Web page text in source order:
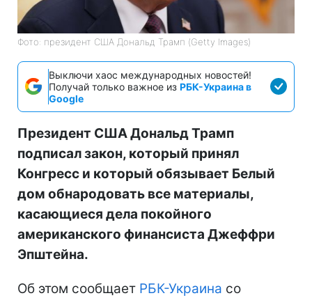
Фото: президент США Дональд Трамп (Getty Images)
Выключи хаос международных новостей!
Получай только важное из РБК-Украина в
Google
Президент США Дональд Трамп
подписал закон, который принял
Конгресс и который обязывает Белый
дом обнародовать все материалы,
касающиеся дела покойного
американского финансиста Джеффри
Эпштейна.
Об этом сообщает РБК-Украина со